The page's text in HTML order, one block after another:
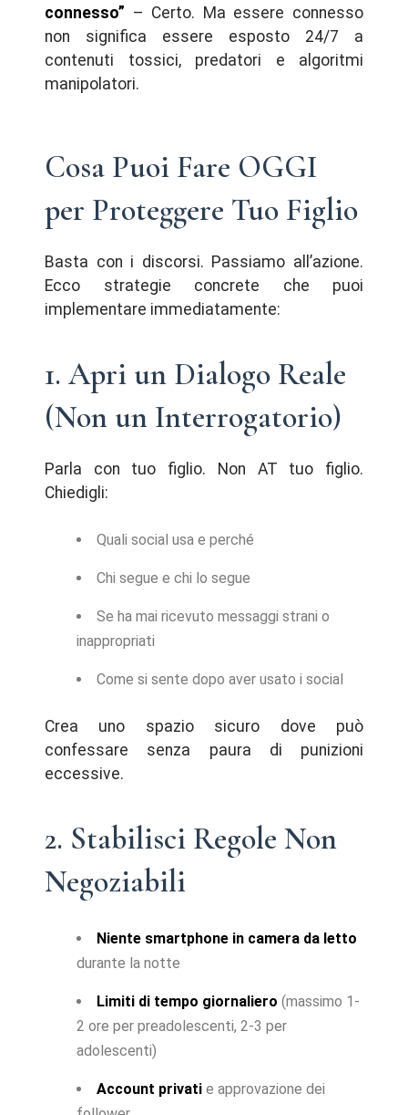
connesso” – Certo. Ma essere connesso
non significa essere esposto 24/7 a
contenuti tossici, predatori e algoritmi
manipolatori.
Cosa Puoi Fare OGGI
per Proteggere Tuo Figlio
Basta con i discorsi. Passiamo all’azione.
Ecco strategie concrete che puoi
implementare immediatamente:
1. Apri un Dialogo Reale
(Non un Interrogatorio)
Parla con tuo figlio. Non AT tuo figlio.
Chiedigli:
Quali social usa e perché
Chi segue e chi lo segue
Se ha mai ricevuto messaggi strani o
inappropriati
Come si sente dopo aver usato i social
Crea uno spazio sicuro dove può
confessare senza paura di punizioni
eccessive.
2. Stabilisci Regole Non
Negoziabili
Niente smartphone in camera da letto
durante la notte
Limiti di tempo giornaliero (massimo 1-
2 ore per preadolescenti, 2-3 per
adolescenti)
Account privati e approvazione dei